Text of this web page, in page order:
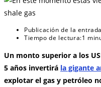
Publicación de la
Tiempo de lectura:1
Un monto superior a los
5 años invertirá la gigante
explotar el gas y petróleo